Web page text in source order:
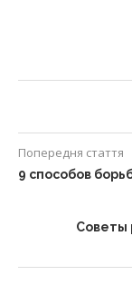
Попередня стаття
9 способов
Советы